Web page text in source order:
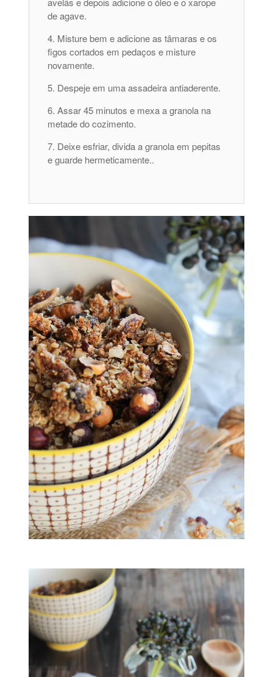
de agave.
Misture bem e adicione as tâmaras e os
figos cortados em pedaços e misture
novamente.
Despeje em uma assadeira antiaderente.
Assar 45 minutos e mexa a granola na
metade do cozimento.
Deixe esfriar, divida a granola em pepitas
e guarde hermeticamente..